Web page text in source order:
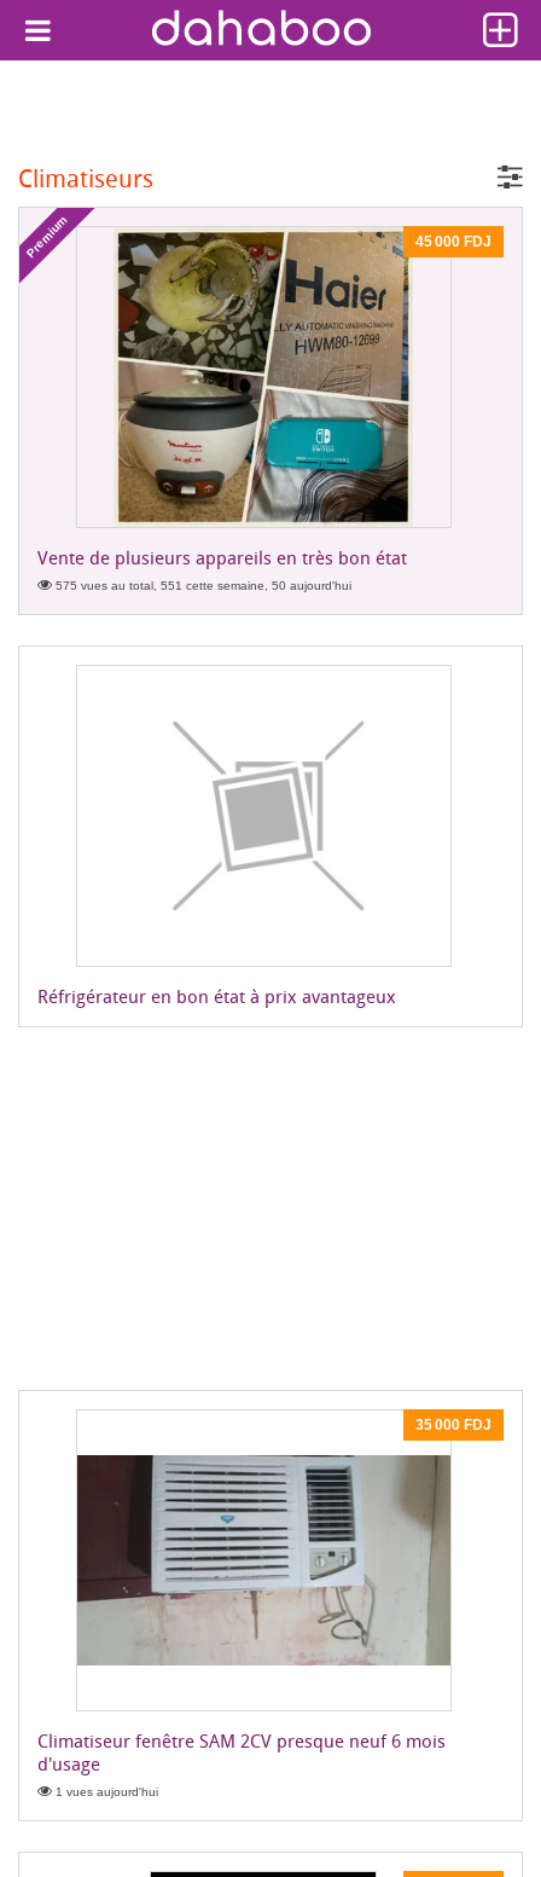
Climatiseurs
Premium 45 000 FDJ
Vente de plusieurs appareils en très bon état
575 vues au total, 551 cette semaine, 50 aujourd'hui
Réfrigérateur en bon état à prix avantageux
35 000 FDJ
Climatiseur fenêtre SAM 2CV presque neuf 6 mois
d'usage
1 vues aujourd'hui